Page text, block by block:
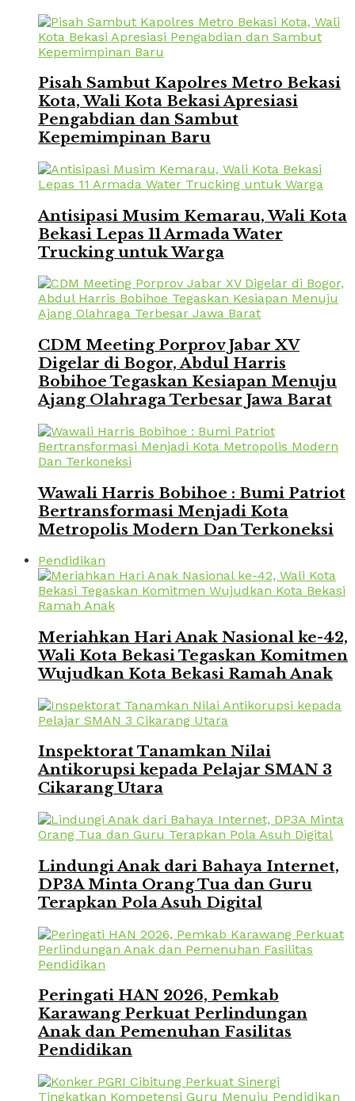
Pisah Sambut Kapolres Metro Bekasi
Kota, Wali Kota Bekasi Apresiasi
Pengabdian dan Sambut
Kepemimpinan Baru
Antisipasi Musim Kemarau, Wali Kota
Bekasi Lepas 11 Armada Water
Trucking untuk Warga
CDM Meeting Porprov Jabar XV
Digelar di Bogor, Abdul Harris
Bobihoe Tegaskan Kesiapan Menuju
Ajang Olahraga Terbesar Jawa Barat
Wawali Harris Bobihoe : Bumi Patriot
Bertransformasi Menjadi Kota
Metropolis Modern Dan Terkoneksi
Pendidikan
Meriahkan Hari Anak Nasional ke-42,
Wali Kota Bekasi Tegaskan Komitmen
Wujudkan Kota Bekasi Ramah Anak
Inspektorat Tanamkan Nilai
Antikorupsi kepada Pelajar SMAN 3
Cikarang Utara
Lindungi Anak dari Bahaya Internet,
DP3A Minta Orang Tua dan Guru
Terapkan Pola Asuh Digital
Peringati HAN 2026, Pemkab
Karawang Perkuat Perlindungan
Anak dan Pemenuhan Fasilitas
Pendidikan